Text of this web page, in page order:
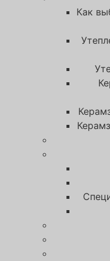
Как